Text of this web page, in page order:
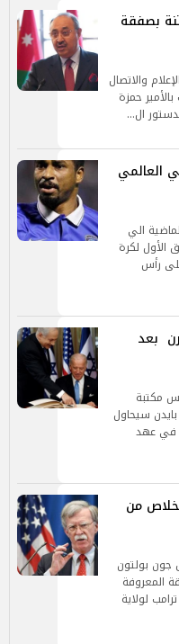
بصفقة
والاتصال
حمزة
ال…
العالمي
الي
الأول لكرة
رأس
بعد
مكتبة
سيحاول
في عهد
من
جون بولتون
المعروفة
لولاية